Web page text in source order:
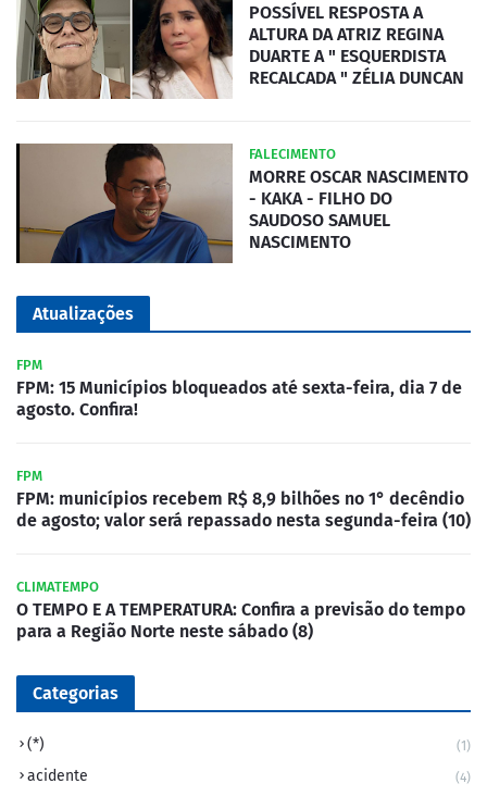
POSSÍVEL RESPOSTA A
ALTURA DA ATRIZ REGINA
DUARTE A " ESQUERDISTA
RECALCADA " ZÉLIA DUNCAN
FALECIMENTO
MORRE OSCAR NASCIMENTO
- KAKA - FILHO DO
SAUDOSO SAMUEL
NASCIMENTO
Atualizações
FPM
FPM: 15 Municípios bloqueados até sexta-feira, dia 7 de
agosto. Confira!
FPM
FPM: municípios recebem R$ 8,9 bilhões no 1° decêndio
de agosto; valor será repassado nesta segunda-feira (10)
CLIMATEMPO
O TEMPO E A TEMPERATURA: Confira a previsão do tempo
para a Região Norte neste sábado (8)
Categorias
(*) (1)
acidente (4)